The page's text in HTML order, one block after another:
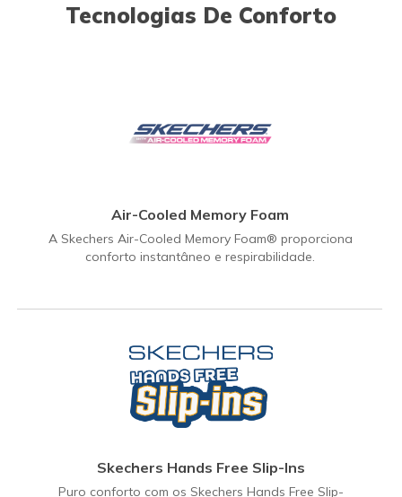
Tecnologias De Conforto
Air-Cooled Memory Foam
A Skechers Air-Cooled Memory Foam® proporciona
conforto instantâneo e respirabilidade.
Skechers Hands Free Slip-Ins
Puro conforto com os Skechers Hands Free Slip-